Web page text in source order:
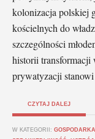
kolonizacja polskiej
kościelnych do
szczególności
historii transformacji
prywatyzacji
CZYTAJ DALEJ
W KATEGORII: